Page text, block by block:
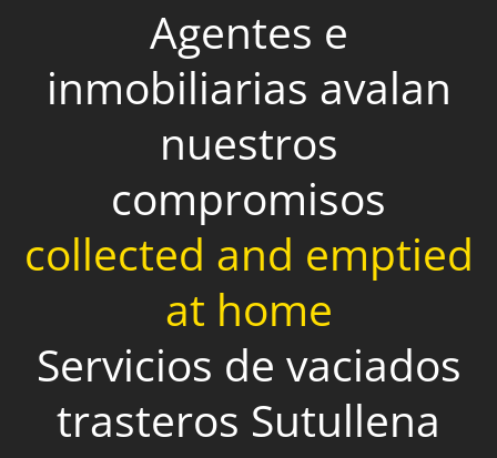
Agentes e
inmobiliarias avalan
nuestros
compromisos
collected and emptied
at home
Servicios de vaciados
trasteros Sutullena